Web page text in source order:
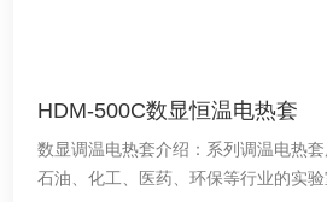
HDM-500C数显恒温电热套
数显调温电热套介绍：系列调温电热套
石油、化工、医药、环保等行业的实验